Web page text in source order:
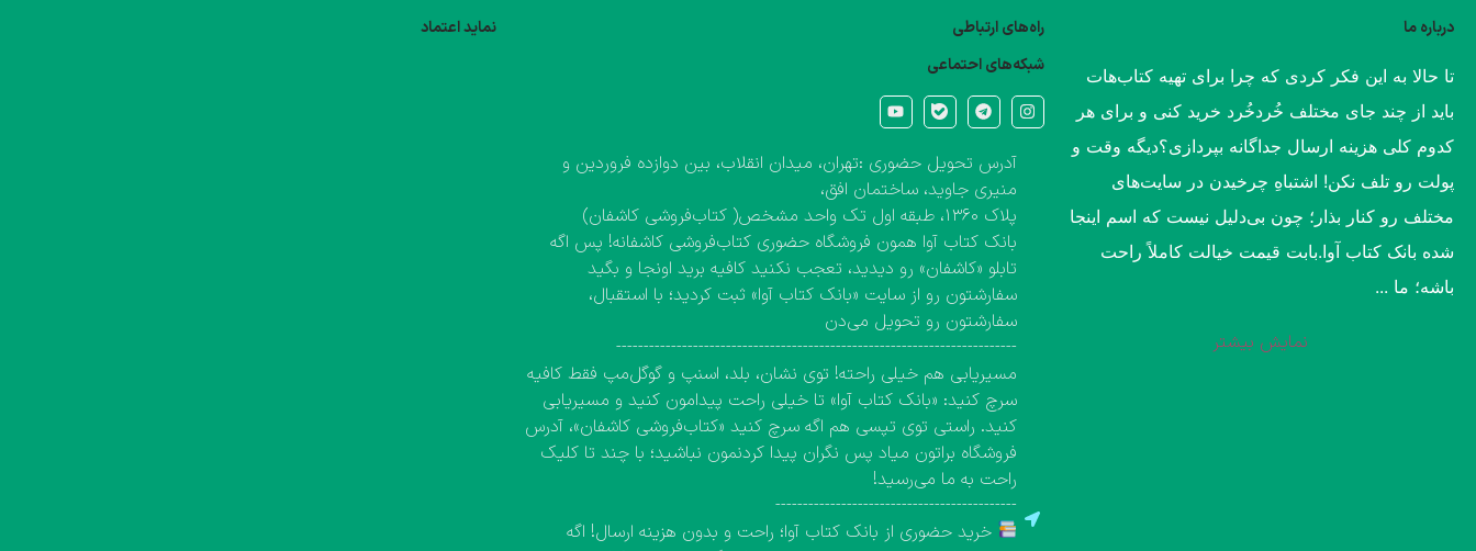
درباره ما
​تا حالا به این فکر کردی که چرا برای تهیه کتاب‌هات
باید از چند جای مختلف خُردخُرد خرید کنی و برای هر
کدوم کلی هزینه ارسال جداگانه بپردازی؟​دیگه وقت و
پولت رو تلف نکن! اشتباهِ چرخیدن در سایت‌های
مختلف رو کنار بذار؛ چون بی‌دلیل نیست که اسم اینجا
شده بانک کتاب آوا.​بابت قیمت خیالت کاملاً راحت
باشه؛ ما ...
نمایش بیشتر
راه‌های ارتباطی
شبکه‌های احتماعی
آدرس تحویل حضوری :تهران، میدان انقلاب، بین دوازده فروردین و
منیری جاوید، ساختمان افق،
پلاک ۱۳۶۰، طبقه اول تک واحد مشخص( کتاب‌فروشی کاشفان)
بانک کتاب آوا همون فروشگاه حضوری کتاب‌فروشی کاشفانه! پس اگه
تابلو «کاشفان» رو دیدید، تعجب نکنید کافیه برید اونجا و بگید
سفارشتون رو از سایت «بانک کتاب آوا» ثبت کردید؛ با استقبال،
سفارشتون رو تحویل می‌دن
-------------------------------------------------------------------------
مسیریابی هم خیلی راحته! توی نشان، بلد، اسنپ و گوگل‌مپ فقط کافیه
سرچ کنید: «بانک کتاب آوا» تا خیلی راحت پیدامون کنید و مسیریابی
کنید. راستی توی تپسی هم اگه سرچ کنید «کتاب‌فروشی کاشفان»، آدرس
فروشگاه براتون میاد پس نگران پیدا کردنمون نباشید؛ با چند تا کلیک
راحت به ما می‌رسید!
--------------------------------------------
خرید حضوری از بانک کتاب آوا؛ راحت و بدون هزینه ارسال! اگه
نماید اعتماد